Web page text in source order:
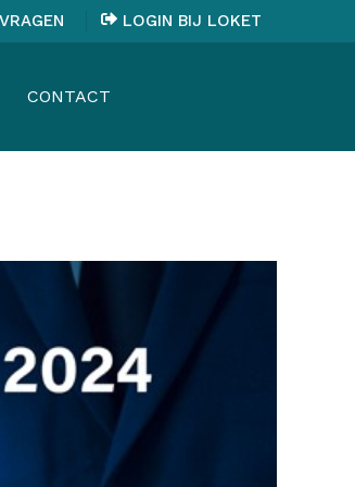
LOGIN BIJ LOKET
CONTACT